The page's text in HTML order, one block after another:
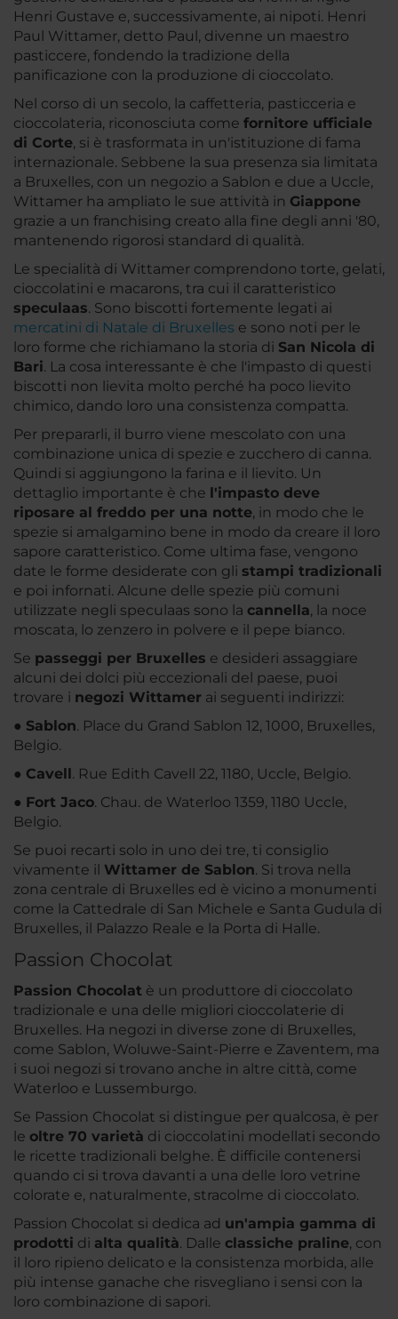
Henri Gustave e, successivamente, ai nipoti. Henri
Paul Wittamer, detto Paul, divenne un maestro
pasticcere, fondendo la tradizione della
panificazione con la produzione di cioccolato.
Nel corso di un secolo, la caffetteria, pasticceria e
cioccolateria, riconosciuta come fornitore ufficiale
di Corte, si è trasformata in un'istituzione di fama
internazionale. Sebbene la sua presenza sia limitata
a Bruxelles, con un negozio a Sablon e due a Uccle,
Wittamer ha ampliato le sue attività in Giappone
grazie a un franchising creato alla fine degli anni '80,
mantenendo rigorosi standard di qualità.
Le specialità di Wittamer comprendono torte, gelati,
cioccolatini e macarons, tra cui il caratteristico
speculaas. Sono biscotti fortemente legati ai
mercatini di Natale di Bruxelles e sono noti per le
loro forme che richiamano la storia di San Nicola di
Bari. La cosa interessante è che l'impasto di questi
biscotti non lievita molto perché ha poco lievito
chimico, dando loro una consistenza compatta.
Per prepararli, il burro viene mescolato con una
combinazione unica di spezie e zucchero di canna.
Quindi si aggiungono la farina e il lievito. Un
dettaglio importante è che l'impasto deve
riposare al freddo per una notte, in modo che le
spezie si amalgamino bene in modo da creare il loro
sapore caratteristico. Come ultima fase, vengono
date le forme desiderate con gli stampi tradizionali
e poi infornati. Alcune delle spezie più comuni
utilizzate negli speculaas sono la cannella, la noce
moscata, lo zenzero in polvere e il pepe bianco.
Se passeggi per Bruxelles e desideri assaggiare
alcuni dei dolci più eccezionali del paese, puoi
trovare i negozi Wittamer ai seguenti indirizzi:
● Sablon. Place du Grand Sablon 12, 1000, Bruxelles,
Belgio.
● Cavell. Rue Edith Cavell 22, 1180, Uccle, Belgio.
● Fort Jaco. Chau. de Waterloo 1359, 1180 Uccle,
Belgio.
Se puoi recarti solo in uno dei tre, ti consiglio
vivamente il Wittamer de Sablon. Si trova nella
zona centrale di Bruxelles ed è vicino a monumenti
come la Cattedrale di San Michele e Santa Gudula di
Bruxelles, il Palazzo Reale e la Porta di Halle.
Passion Chocolat
Passion Chocolat è un produttore di cioccolato
tradizionale e una delle migliori cioccolaterie di
Bruxelles. Ha negozi in diverse zone di Bruxelles,
come Sablon, Woluwe-Saint-Pierre e Zaventem, ma
i suoi negozi si trovano anche in altre città, come
Waterloo e Lussemburgo.
Se Passion Chocolat si distingue per qualcosa, è per
le oltre 70 varietà di cioccolatini modellati secondo
le ricette tradizionali belghe. È difficile contenersi
quando ci si trova davanti a una delle loro vetrine
colorate e, naturalmente, stracolme di cioccolato.
Passion Chocolat si dedica ad un'ampia gamma di
prodotti di alta qualità. Dalle classiche praline, con
il loro ripieno delicato e la consistenza morbida, alle
più intense ganache che risvegliano i sensi con la
loro combinazione di sapori.